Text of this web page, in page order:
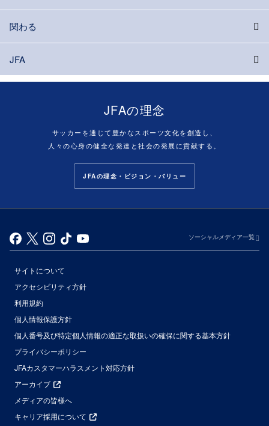
関わる
JFA
JFAの理念
サッカーを通じて豊かなスポーツ文化を創造し、
人々の心身の健全な発達と社会の発展に貢献する。
JFAの理念・ビジョン・バリュー
ソーシャルメディア一覧
サイトについて
アクセシビリティ方針
利用規約
個人情報保護方針
個人番号及び特定個人情報の適正な取扱いの確保に関する基本方針
プライバシーポリシー
JFAカスタマーハラスメント対応方針
アーカイブ
メディアの皆様へ
キャリア採用について